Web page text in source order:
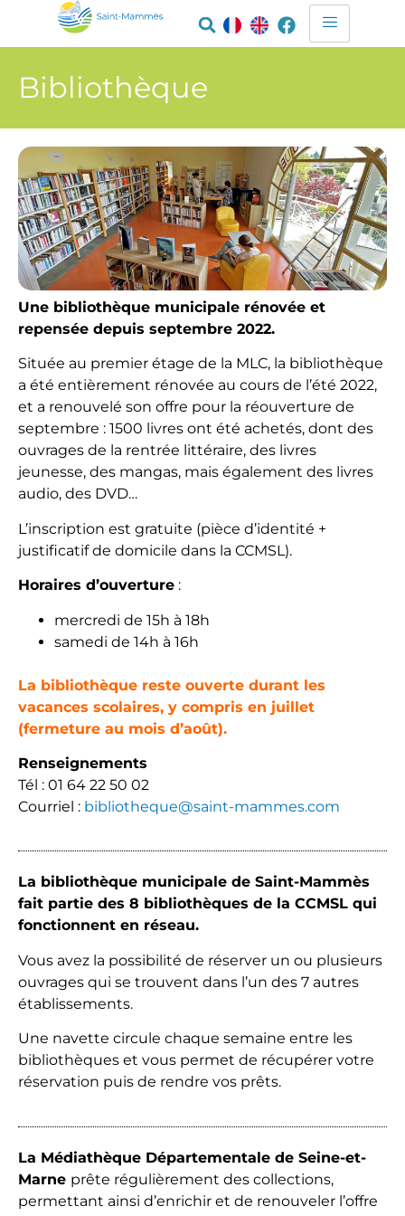
Bibliothèque
Une bibliothèque municipale rénovée et
repensée depuis septembre 2022.
Située au premier étage de la MLC, la bibliothèque
a été entièrement rénovée au cours de l’été 2022,
et a renouvelé son offre pour la réouverture de
septembre : 1500 livres ont été achetés, dont des
ouvrages de la rentrée littéraire, des livres
jeunesse, des mangas, mais également des livres
audio, des DVD…
L’inscription est gratuite (pièce d’identité +
justificatif de domicile dans la CCMSL).
Horaires d’ouverture :
mercredi de 15h à 18h
samedi de 14h à 16h
La bibliothèque reste ouverte durant les
vacances scolaires, y compris en juillet
(fermeture au mois d’août).
Renseignements
Tél : 01 64 22 50 02
Courriel : bibliotheque@saint-mammes.com
La bibliothèque municipale de Saint-Mammès
fait partie des 8 bibliothèques de la CCMSL qui
fonctionnent en réseau.
Vous avez la possibilité de réserver un ou plusieurs
ouvrages qui se trouvent dans l’un des 7 autres
établissements.
Une navette circule chaque semaine entre les
bibliothèques et vous permet de récupérer votre
réservation puis de rendre vos prêts.
La Médiathèque Départementale de Seine-et-
Marne prête régulièrement des collections,
permettant ainsi d’enrichir et de renouveler l’offre